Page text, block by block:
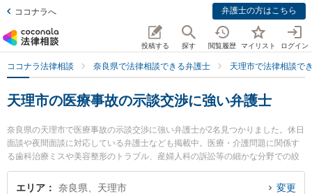
ココナラへ 弁護士の方はこちら
投稿する 探す 閲覧履歴 マイリスト ログイン
ココナラ法律相談 奈良県で法律相談できる弁護士 天理市で法律相談で
天理市の医療事故の示談交渉に強い弁護士
奈良県の天理市で医療事故の示談交渉に強い弁護士が2名見つかりました。休日
面談や夜間面談に対応している弁護士なども掲載中。医療・介護問題に関係す
る歯科治療ミスや美容整形のトラブル、産婦人科の訴訟等の細かな分野での絞
り込み検索もでき便利です。特にフジイ法律事務所の藤井 茂久弁護士やフジイ
法律事務所の加見 旬嗣弁護士のプロフィール情報や弁護士費用、強みなどが注
エリア 奈良県、天理市 変更